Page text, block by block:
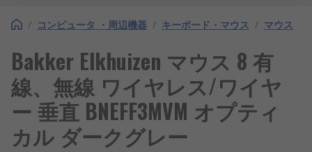
/ コンピュータ ・周辺機器 / キーボード・マウス / マウス
Bakker Elkhuizen マウス 8 有
線、無線 ワイヤレス/ワイヤ
ー 垂直 BNEFF3MVM オプティ
カル ダークグレー